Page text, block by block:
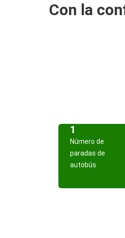
Con la
1
Número de
paradas de
autobús